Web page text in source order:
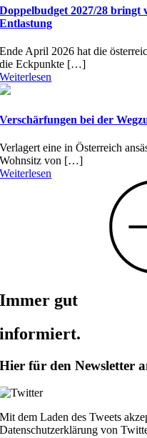
Doppelbudget 2027/28 bringt
Entlastung
Ende April 2026 hat die
die Eckpunkte […]
Weiterlesen
Verschärfungen bei der
Verlagert eine in Österreich
Wohnsitz von […]
Weiterlesen
Immer gut
informiert.
Hier für den Newsletter
Mit dem Laden des Tweets
Datenschutzerklärung von